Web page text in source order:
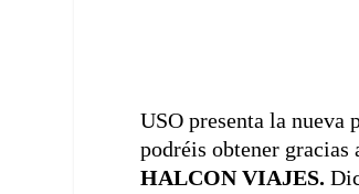
USO presenta la
podréis obtener
HALCON VIAJES.